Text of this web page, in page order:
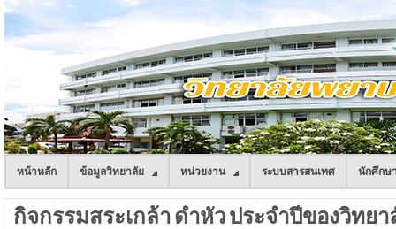
หน้าหลัก ข้อมูลวิทยาลัย หน่วยงาน ระบบสารสนเทศ นักศึกษ
กิจกรรมสระเกล้า ดำหัว ประจำปีของวิทยา